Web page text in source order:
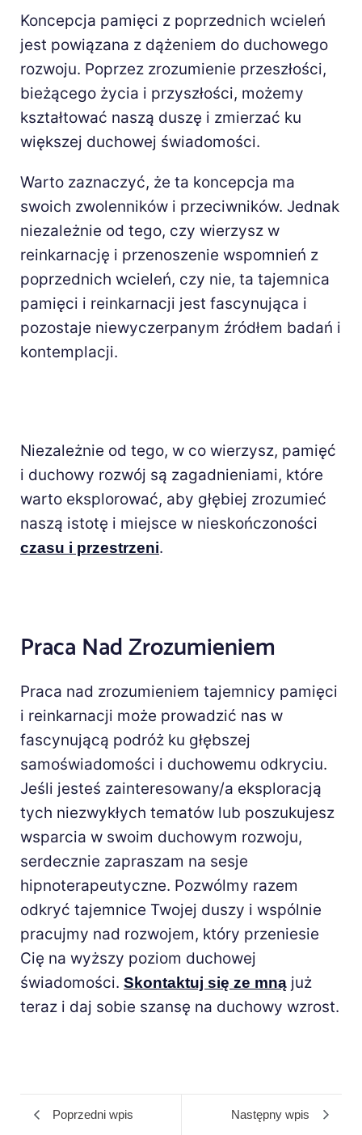
Koncepcja pamięci z poprzednich wcieleń
jest powiązana z dążeniem do duchowego
rozwoju. Poprzez zrozumienie przeszłości,
bieżącego życia i przyszłości, możemy
kształtować naszą duszę i zmierzać ku
większej duchowej świadomości.
Warto zaznaczyć, że ta koncepcja ma
swoich zwolenników i przeciwników. Jednak
niezależnie od tego, czy wierzysz w
reinkarnację i przenoszenie wspomnień z
poprzednich wcieleń, czy nie, ta tajemnica
pamięci i reinkarnacji jest fascynująca i
pozostaje niewyczerpanym źródłem badań i
kontemplacji.
Niezależnie od tego, w co wierzysz, pamięć
i duchowy rozwój są zagadnieniami, które
warto eksplorować, aby głębiej zrozumieć
naszą istotę i miejsce w nieskończoności
czasu i przestrzeni.
Praca Nad Zrozumieniem
Praca nad zrozumieniem tajemnicy pamięci
i reinkarnacji może prowadzić nas w
fascynującą podróż ku głębszej
samoświadomości i duchowemu odkryciu.
Jeśli jesteś zainteresowany/a eksploracją
tych niezwykłych tematów lub poszukujesz
wsparcia w swoim duchowym rozwoju,
serdecznie zapraszam na sesje
hipnoterapeutyczne. Pozwólmy razem
odkryć tajemnice Twojej duszy i wspólnie
pracujmy nad rozwojem, który przeniesie
Cię na wyższy poziom duchowej
świadomości. Skontaktuj się ze mną już
teraz i daj sobie szansę na duchowy wzrost.
Poprzedni wpis Następny wpis